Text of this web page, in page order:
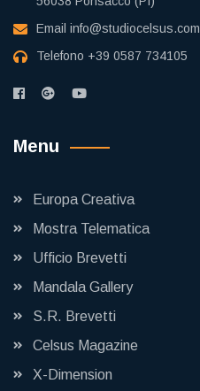
Email info@studiocelsus.com
Telefono +39 0587 734105
Menu
Europa Creativa
Mostra Telematica
Ufficio Brevetti
Mandala Gallery
S.R. Brevetti
Celsus Magazine
X-Dimension